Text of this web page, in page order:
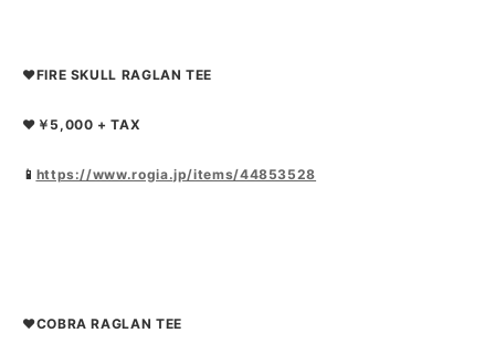
❤FIRE SKULL RAGLAN TEE
❤￥5,000 + TAX
📱 https://www.rogia.jp/items/44853528
❤COBRA RAGLAN TEE